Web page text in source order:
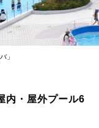
」
内・屋外プール6